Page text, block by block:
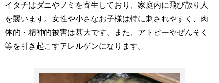
イタチはダニやノミを寄生しており、家庭内に飛び散り人
を襲います。女性や小さなお子様は特に刺されやすく、肉
体的・精神的被害は甚大です。また、アトピーやぜんそく
等を引き起こすアレルゲンになります。